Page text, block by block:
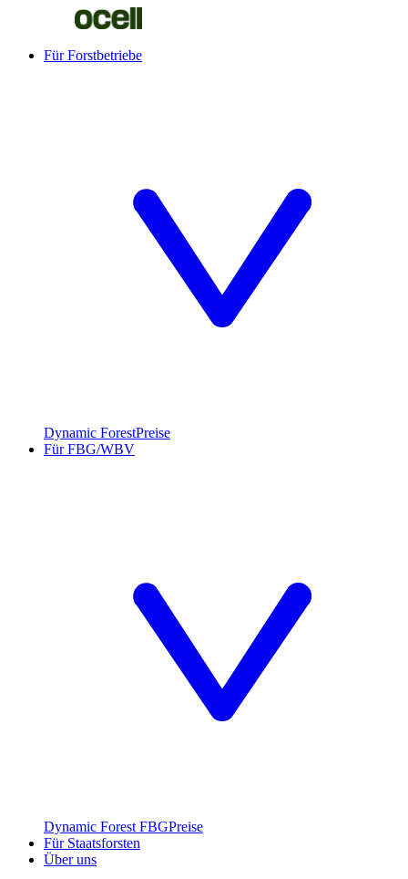
Für Forstbetriebe
Dynamic ForestPreise
Für FBG/WBV
Dynamic Forest FBGPreise
Für Staatsforsten
Über uns